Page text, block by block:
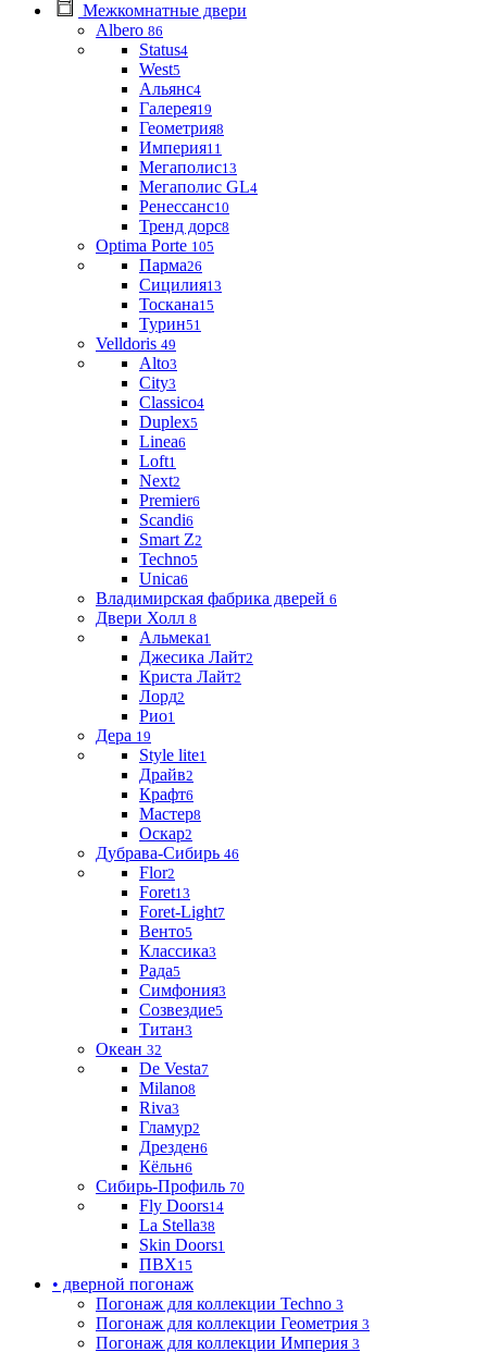
Межкомнатные двери
Albero 86
Status4
West5
Альянс4
Галерея19
Геометрия8
Империя11
Мегаполис13
Мегаполис GL4
Ренессанс10
Тренд дорс8
Optima Porte 105
Парма26
Сицилия13
Тоскана15
Турин51
Velldoris 49
Alto3
City3
Classico4
Duplex5
Linea6
Loft1
Next2
Premier6
Scandi6
Smart Z2
Techno5
Unica6
Владимирская фабрика дверей 6
Двери Холл 8
Альмека1
Джесика Лайт2
Криста Лайт2
Лорд2
Рио1
Дера 19
Style lite1
Драйв2
Крафт6
Мастер8
Оскар2
Дубрава-Сибирь 46
Flor2
Foret13
Foret-Light7
Венто5
Классика3
Рада5
Симфония3
Созвездие5
Титан3
Океан 32
De Vesta7
Milano8
Riva3
Гламур2
Дрезден6
Кёльн6
Сибирь-Профиль 70
Fly Doors14
La Stella38
Skin Doors1
ПВХ15
• дверной погонаж
Погонаж для коллекции Techno 3
Погонаж для коллекции Геометрия 3
Погонаж для коллекции Империя 3